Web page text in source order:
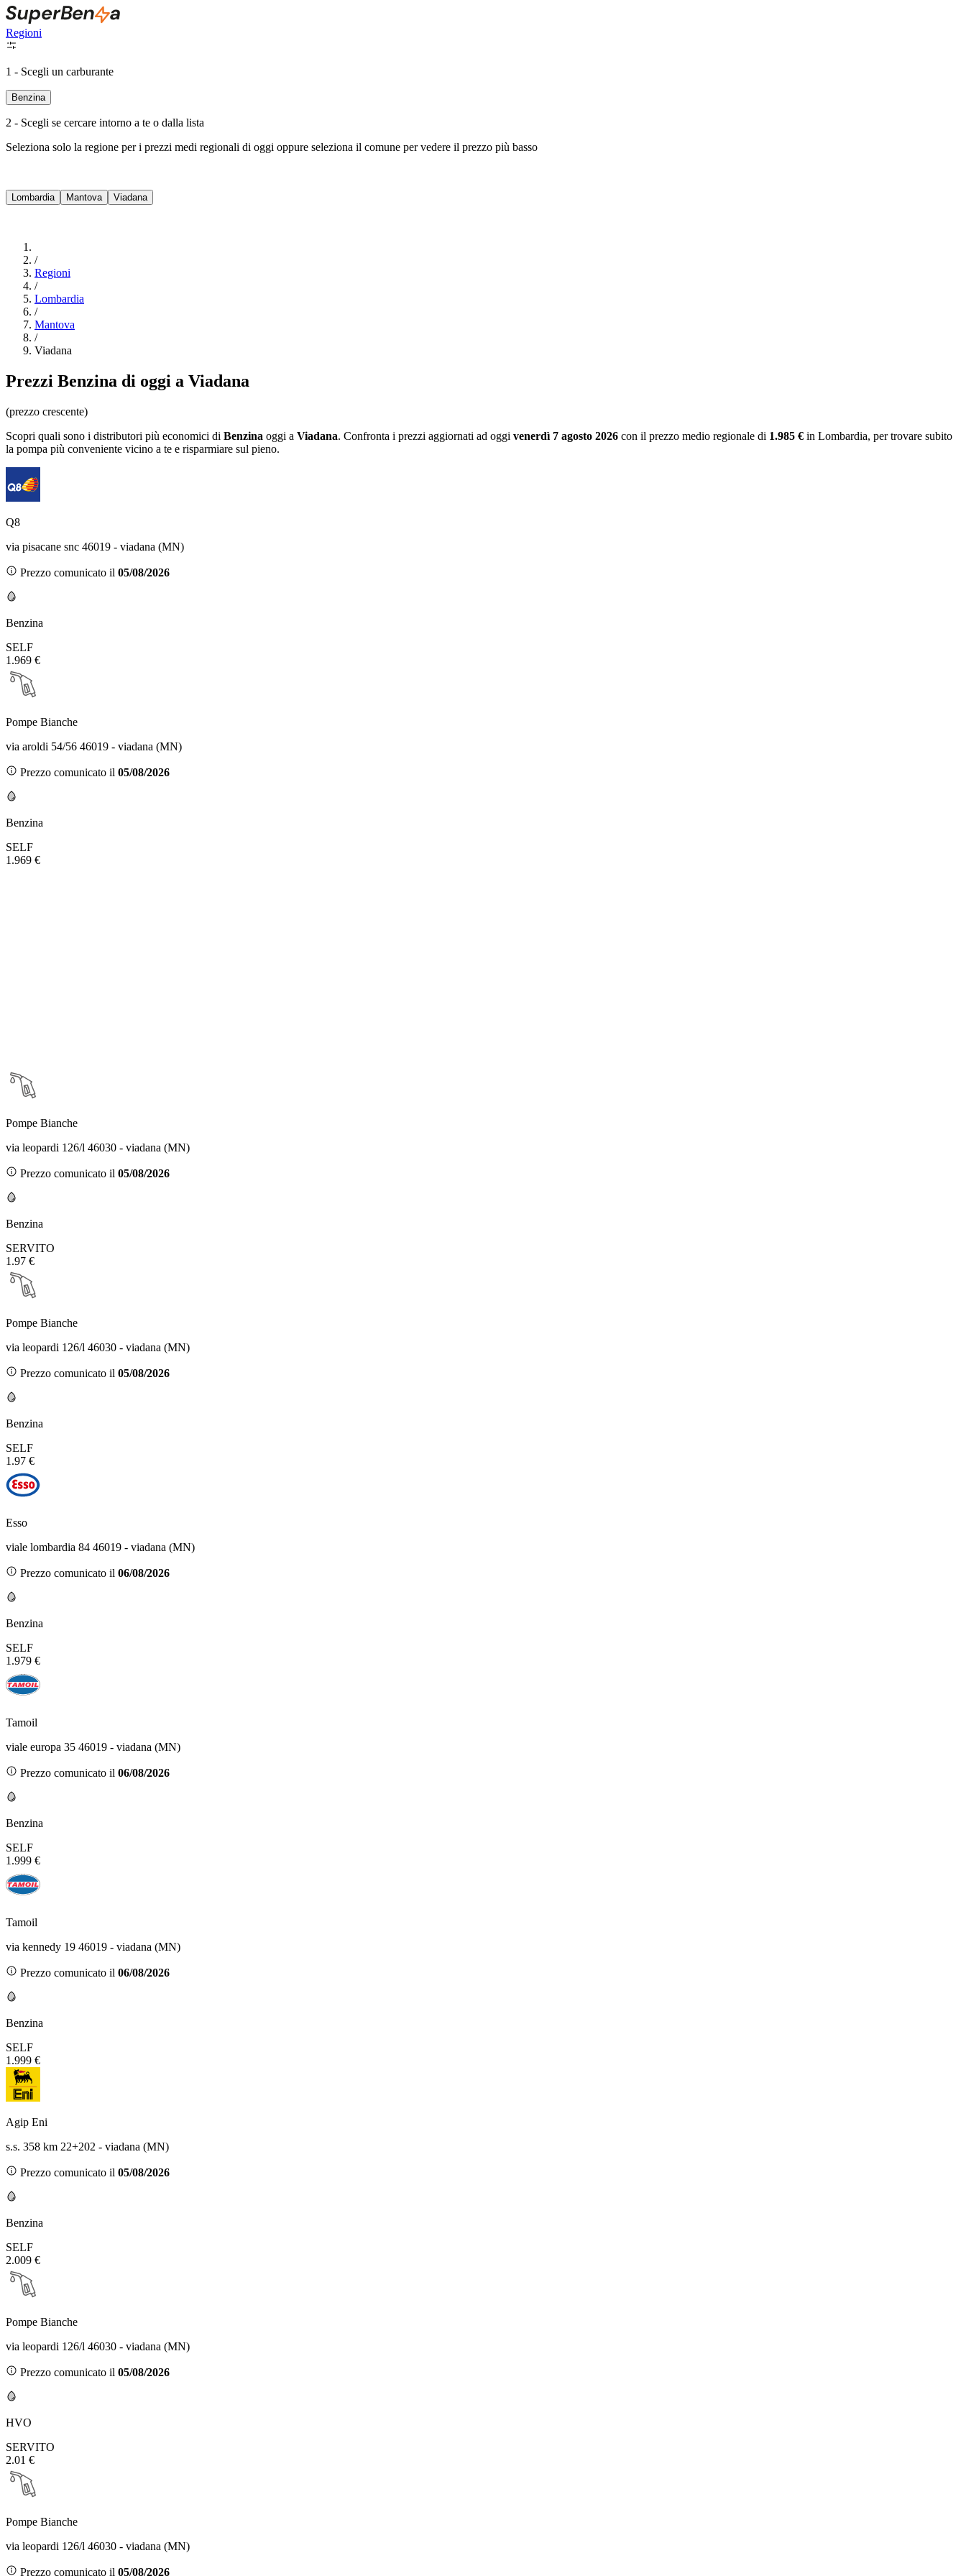
Regioni
1 - Scegli un carburante
Benzina
2 - Scegli se cercare intorno a te o dalla lista
Seleziona solo la regione per i prezzi medi regionali di oggi oppure seleziona il comune per vedere il prezzo più basso
Lombardia Mantova Viadana
/
Regioni
/
Lombardia
/
Mantova
/
Viadana
Prezzi Benzina di oggi a Viadana
(prezzo crescente)
Scopri quali sono i distributori più economici di Benzina oggi a Viadana. Confronta i prezzi aggiornati ad oggi venerdì 7 agosto 2026 con il prezzo medio regionale di 1.985 € in Lombardia, per trovare subito
la pompa più conveniente vicino a te e risparmiare sul pieno.
Q8
via pisacane snc 46019 - viadana (MN)
Prezzo comunicato il 05/08/2026
Benzina
SELF
1.969 €
Pompe Bianche
via aroldi 54/56 46019 - viadana (MN)
Prezzo comunicato il 05/08/2026
Benzina
SELF
1.969 €
Pompe Bianche
via leopardi 126/l 46030 - viadana (MN)
Prezzo comunicato il 05/08/2026
Benzina
SERVITO
1.97 €
Pompe Bianche
via leopardi 126/l 46030 - viadana (MN)
Prezzo comunicato il 05/08/2026
Benzina
SELF
1.97 €
Esso
viale lombardia 84 46019 - viadana (MN)
Prezzo comunicato il 06/08/2026
Benzina
SELF
1.979 €
Tamoil
viale europa 35 46019 - viadana (MN)
Prezzo comunicato il 06/08/2026
Benzina
SELF
1.999 €
Tamoil
via kennedy 19 46019 - viadana (MN)
Prezzo comunicato il 06/08/2026
Benzina
SELF
1.999 €
Agip Eni
s.s. 358 km 22+202 - viadana (MN)
Prezzo comunicato il 05/08/2026
Benzina
SELF
2.009 €
Pompe Bianche
via leopardi 126/l 46030 - viadana (MN)
Prezzo comunicato il 05/08/2026
HVO
SERVITO
2.01 €
Pompe Bianche
via leopardi 126/l 46030 - viadana (MN)
Prezzo comunicato il 05/08/2026